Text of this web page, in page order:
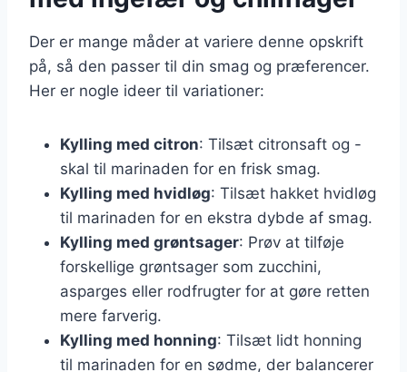
Der er mange måder at variere denne opskrift
på, så den passer til din smag og præferencer.
Her er nogle ideer til variationer:
Kylling med citron: Tilsæt citronsaft og -
skal til marinaden for en frisk smag.
Kylling med hvidløg: Tilsæt hakket hvidløg
til marinaden for en ekstra dybde af smag.
Kylling med grøntsager: Prøv at tilføje
forskellige grøntsager som zucchini,
asparges eller rodfrugter for at gøre retten
mere farverig.
Kylling med honning: Tilsæt lidt honning
til marinaden for en sødme, der balancerer